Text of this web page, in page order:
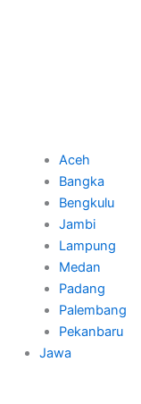
Aceh
Bangka
Bengkulu
Jambi
Lampung
Medan
Padang
Palembang
Pekanbaru
Jawa